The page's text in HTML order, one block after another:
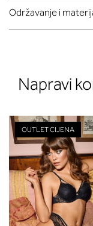
Održavanje i
Napravi
OUTLET CIJENA